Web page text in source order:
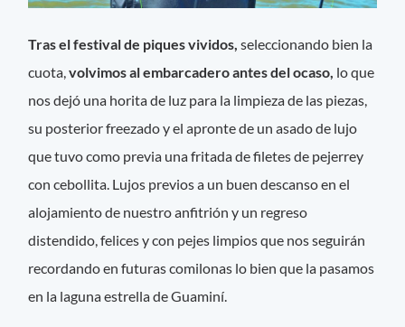
Tras el festival de piques vividos, seleccionando bien la
cuota,volvimos al embarcadero antes del ocaso, lo que
nos dejó una horita de luz para la limpieza de las piezas,
su posterior freezado y el apronte de un asado de lujo
que tuvo como previa una fritada de filetes de pejerrey
con cebollita. Lujos previos a un buen descanso en el
alojamiento de nuestro anfitrión y un regreso
distendido, felices y con pejes limpios que nos seguirán
recordando en futuras comilonas lo bien que la pasamos
en la laguna estrella de Guaminí.